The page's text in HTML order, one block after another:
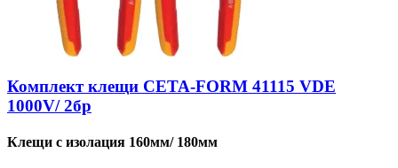
Комплект клещи CETA-FORM 41115 VDE
1000V/ 2бр
Клещи с изолация 160мм/ 180мм